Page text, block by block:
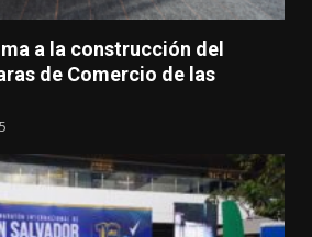
a la construcción del
de Comercio de las